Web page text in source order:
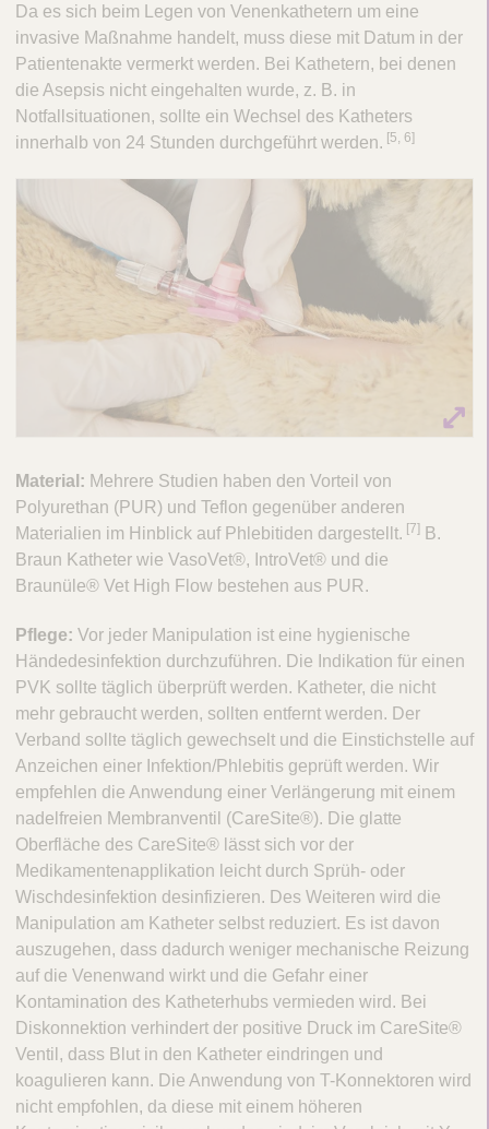
-
a
s
s
o
z
e
n
f
e
k
t
i
o
n
e
n
u
n
d
p
r
i
m
ä
r
Da es sich beim Legen von Venenkathetern um eine
invasive Maßnahme handelt, muss diese mit Datum in der
Patientenakte vermerkt werden. Bei Kathetern, bei denen
die Asepsis nicht eingehalten wurde, z. B. in
Notfallsituationen, sollte ein Wechsel des Katheters
innerhalb von 24 Stunden durchgeführt werden. [5, 6]
Material: Mehrere Studien haben den Vorteil von
Polyurethan (PUR) und Teflon gegenüber anderen
Materialien im Hinblick auf Phlebitiden dargestellt. ​[7] B.
Braun Katheter wie VasoVet®, IntroVet® und die
Braunüle® Vet High Flow bestehen aus PUR.
Pflege: Vor jeder Manipulation ist eine hygienische
Händedesinfektion durchzuführen. Die Indikation für einen
PVK sollte täglich überprüft werden. Katheter, die nicht
mehr gebraucht werden, sollten entfernt werden. Der
Verband sollte täglich gewechselt und die Einstichstelle auf
Anzeichen einer Infektion/Phlebitis geprüft werden. Wir
empfehlen die Anwendung einer Verlängerung mit einem
nadelfreien Membranventil (CareSite®). Die glatte
Oberfläche des CareSite® lässt sich vor der
Medikamentenapplikation leicht durch Sprüh- oder
Wischdesinfektion desinfizieren. Des Weiteren wird die
Manipulation am Katheter selbst reduziert. Es ist davon
auszugehen, dass dadurch weniger mechanische Reizung
auf die Venenwand wirkt und die Gefahr einer
Kontamination des Katheterhubs vermieden wird. Bei
Diskonnektion verhindert der positive Druck im CareSite®
Ventil, dass Blut in den Katheter eindringen und
koagulieren kann. Die Anwendung von T-Konnektoren wird
nicht empfohlen, da diese mit einem höheren